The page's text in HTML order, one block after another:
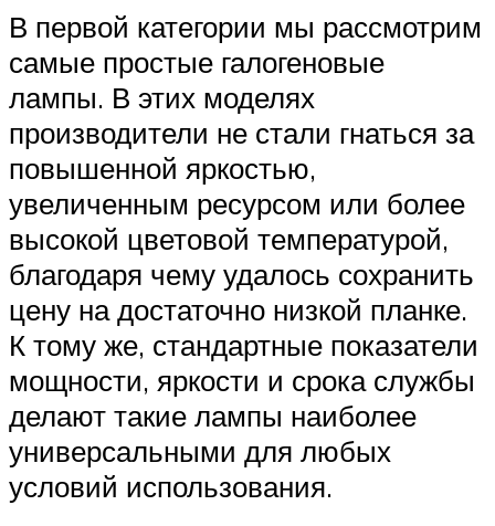
В первой категории мы рассмотрим
самые простые галогеновые
лампы. В этих моделях
производители не стали гнаться за
повышенной яркостью,
увеличенным ресурсом или более
высокой цветовой температурой,
благодаря чему удалось сохранить
цену на достаточно низкой планке.
К тому же, стандартные показатели
мощности, яркости и срока службы
делают такие лампы наиболее
универсальными для любых
условий использования.